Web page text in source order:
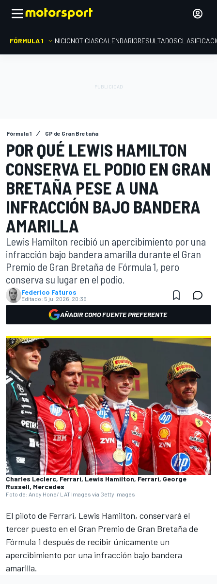
FÓRMULA 1 INICIONOTICIASCALENDARIORESULTADOS
Fórmula 1 GP de Gran Bretaña
POR QUÉ LEWIS HAMILTON
CONSERVA EL PODIO EN GRAN
BRETAÑA PESE A UNA
INFRACCIÓN BAJO BANDERA
AMARILLA
Lewis Hamilton recibió un apercibimiento por una
infracción bajo bandera amarilla durante el Gran
Premio de Gran Bretaña de Fórmula 1, pero
conserva su lugar en el podio.
Federico Faturos
Editado: 5 jul 2026, 20:35
AÑADIR COMO FUENTE PREFERENTE
Charles Leclerc, Ferrari, Lewis Hamilton, Ferrari, George
Russell, Mercedes
Foto de: Andy Hone/ LAT Images via Getty Images
El piloto de Ferrari, Lewis Hamilton, conservará el
tercer puesto en el Gran Premio de Gran Bretaña de
Fórmula 1 después de recibir únicamente un
apercibimiento por una infracción bajo bandera
amarilla.